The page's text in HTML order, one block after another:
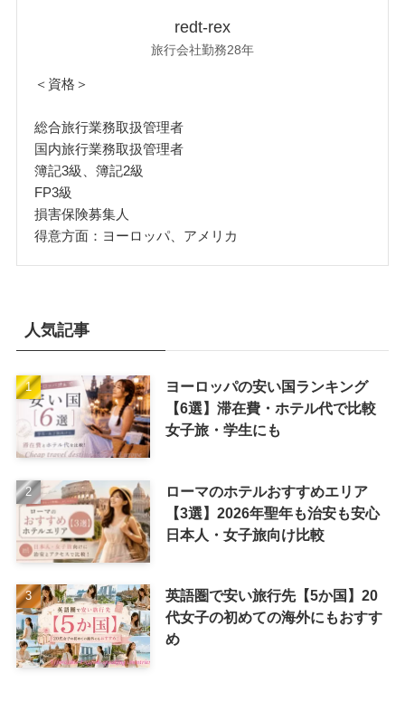
redt-rex
旅行会社勤務28年
＜資格＞
総合旅行業務取扱管理者
国内旅行業務取扱管理者
簿記3級、簿記2級
FP3級
損害保険募集人
得意方面：ヨーロッパ、アメリカ
人気記事
ヨーロッパの安い国ランキング
【6選】滞在費・ホテル代で比較
女子旅・学生にも
ローマのホテルおすすめエリア
【3選】2026年聖年も治安も安心
日本人・女子旅向け比較
英語圏で安い旅行先【5か国】20
代女子の初めての海外にもおすす
め